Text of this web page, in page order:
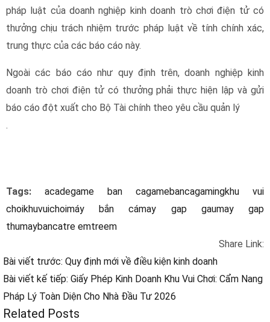
pháp luật của doanh nghiệp kinh doanh trò chơi điện tử có
thưởng chịu trách nhiệm trước pháp luật về tính chính xác,
trung thực của các báo cáo này.
Ngoài các báo cáo như quy định trên, doanh nghiệp kinh
doanh trò chơi điện tử có thưởng phải thực hiện lập và gửi
báo cáo đột xuất cho Bộ Tài chính theo yêu cầu quản lý
.
Tags: acadegame ban cagamebancagamingkhu vui
choikhuvuichoimáy bắn cámay gap gaumay gap
thumaybancatre emtreem
Share Link:
Bài viết trước: Quy định mới về điều kiện kinh doanh
Bài viết kế tiếp: Giấy Phép Kinh Doanh Khu Vui Chơi: Cẩm Nang
Pháp Lý Toàn Diện Cho Nhà Đầu Tư 2026
Related Posts